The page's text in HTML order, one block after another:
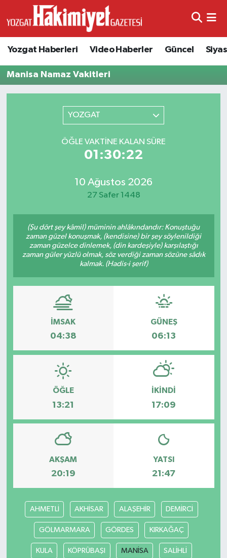
Yozgat Haberleri Video Haberler Güncel
Manisa Namaz Vakitleri
YOZGAT
ÖĞLE VAKTINE KALAN SÜRE
01:30:22
10 Ağustos 2026
27 Safer 1448
(Şu dört şey kâmil) müminin ahlâkındandır: Konuştuğu
zaman güzel konuşmak, (kendisine) bir şey söylenildiği
zaman güzelce dinlemek, (din kardeşiyle) karşılaştığı
zaman güler yüzlü olmak, söz verdiği zaman sözüne sâdık
kalmak. (Hadis-i şerif)
İMSAK
04:38
GÜNEŞ
06:13
ÖĞLE
13:21
İKINDI
17:09
AKŞAM
20:19
YATSI
21:47
AHMETLİ AKHİSAR ALAŞEHİR DEMİRCİ
GÖLMARMARA GÖRDES KIRKAĞAÇ
KULA KÖPRÜBAŞI MANİSA SALİHLİ